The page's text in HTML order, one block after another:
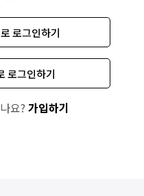
로그인하기
로그인하기
요? 가입하기